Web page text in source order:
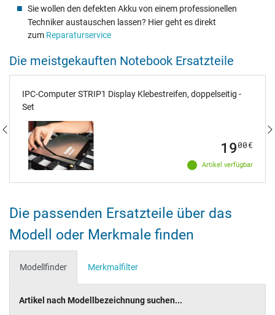
Sie wollen den defekten Akku von einem professionellen
Techniker austauschen lassen? Hier geht es direkt
zum Reparaturservice
Die meistgekauften Notebook Ersatzteile
IPC-Computer STRIP1 Display Klebestreifen, doppelseitig -
Set
Artikel verfügbar
1900€
Die passenden Ersatzteile über das
Modell oder Merkmale finden
Modellfinder Merkmalfilter
Artikel nach Modellbezeichnung suchen...